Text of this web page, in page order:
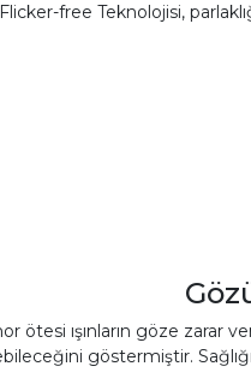
Flicker-free Teknolojisi,
ötesi ışınların göze zarar
göstermiştir.